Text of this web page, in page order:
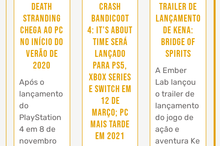
Death
Stranding
chega ao PC
no início do
verão de
2020
Após o
lançamento
do
PlayStation
4 em 8 de
novembro
Crash
Bandicoot
4: It’s About
Time será
lançado
para PS5,
Xbox Series
e Switch em
12 de
março; PC
mais tarde
em 2021
Trailer de
lançamento
de Kena:
Bridge of
Spirits
A Ember
Lab lançou
o trailer de
lançamento
do jogo de
ação e
aventura Ke